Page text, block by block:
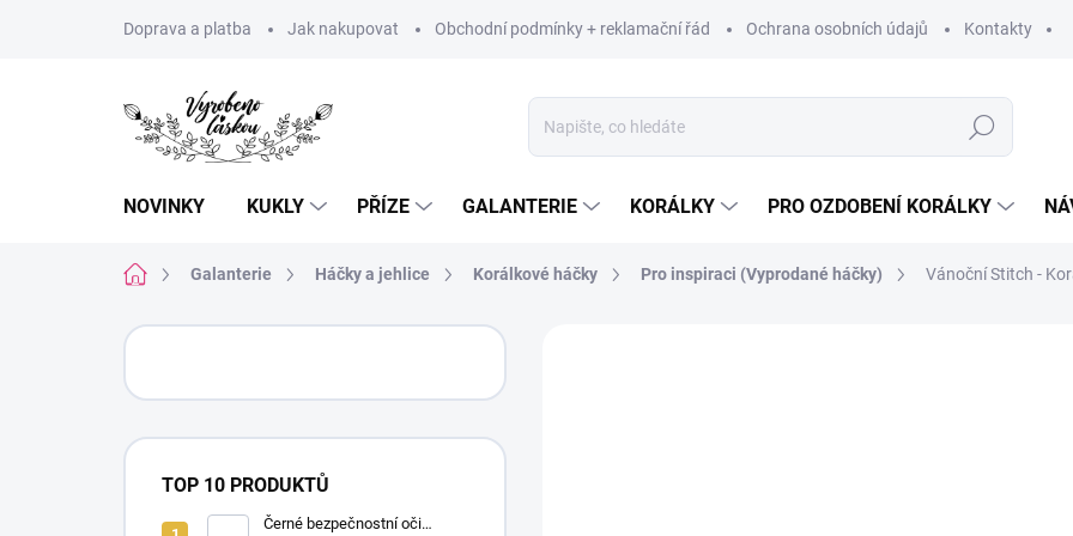
Doprava a platba Jak nakupovat Obchodní podmínky + reklamační řád Ochrana osobních údajů Kontakty
Hledat
NOVINKY KUKLY PŘÍZE GALANTERIE KORÁLKY PRO OZDOBENÍ KORÁLKY
Domů Galanterie Háčky a jehlice Korálkové háčky Pro inspiraci (Vyprodané háčky) Vánoční Stitch -
P
s
r
TOP 10 PRODUKTŮ
Černé bezpečnostní oči